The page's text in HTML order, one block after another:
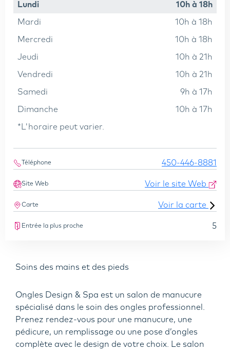
lundi 10h à 18h
mardi 10h à 18h
mercredi 10h à 18h
jeudi 10h à 21h
vendredi 10h à 21h
samedi 9h à 17h
dimanche 10h à 17h
*L'horaire peut varier.
Téléphone 450-446-8881
Site Web Voir le site Web
Carte Voir la carte
Entrée la plus proche 5
Soins des mains et des pieds
Ongles Design & Spa est un salon de manucure
spécialisé dans le soin des ongles professionnel.
Prenez rendez-vous pour une manucure, une
pédicure, un remplissage ou une pose d’ongles
complète avec le design de votre choix. Le salon